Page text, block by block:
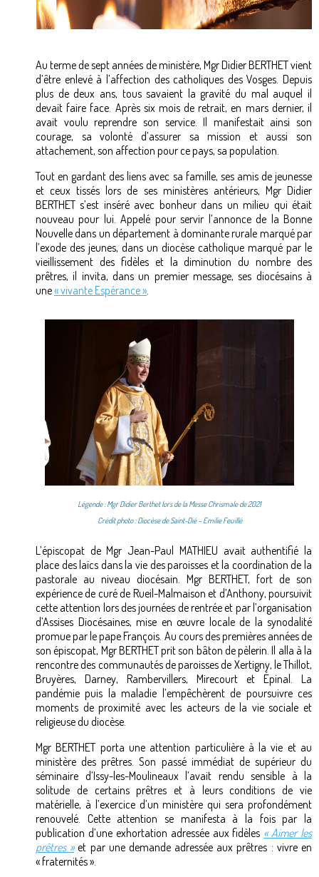
Au terme de sept années de ministère, Mgr Didier BERTHET vient
d’être enlevé à l’affection des catholiques des Vosges. Depuis
plus de deux ans, tous savaient la gravité du mal auquel il
devait faire face. Après six mois de retrait, en mars dernier, il
avait voulu reprendre son service. Il manifestait ainsi son
courage, sa volonté d’assurer sa mission et aussi son
attachement, son affection pour ce pays, sa population.
Tout en gardant des liens avec sa famille, ses amis de jeunesse
et ceux tissés lors de ses ministères antérieurs, Mgr Didier
BERTHET s’est inséré avec bonheur dans un milieu qui était
nouveau pour lui. Appelé pour servir l’annonce de la Bonne
Nouvelle dans un département à dominante rurale marqué par
l’exode des jeunes, dans un diocèse catholique marqué par le
vieillissement des fidèles et la diminution du nombre des
prêtres, il invita, dans un premier message, ses diocésains à
une« vivante Espérance ».
Légende : Mgr Didier Berthet lors de la Messe Chrismale de 2021
Crédit photo : Diocèse de Saint-Dié – Emilie Feuillé
L’épiscopat de Mgr Jean-Paul MATHIEU avait authentifié la
place des laïcs dans la vie des paroisses et la coordination de la
pastorale au niveau diocésain. Mgr BERTHET, fort de son
expérience de curé de Rueil-Malmaison et d’Anthony, poursuivit
cette attention lors des journées de rentrée et par l’organisation
d’Assises Diocésaines, mise en œuvre locale de la synodalité
promue par le pape François. Au cours des premières années de
son épiscopat, Mgr BERTHET prit son bâton de pèlerin. Il alla à la
rencontre des communautés de paroisses de Xertigny, le Thillot,
Bruyères, Darney, Rambervillers, Mirecourt et Épinal. La
pandémie puis la maladie l’empêchèrent de poursuivre ces
moments de proximité avec les acteurs de la vie sociale et
religieuse du diocèse.
Mgr BERTHET porta une attention particulière à la vie et au
ministère des prêtres. Son passé immédiat de supérieur du
séminaire d’Issy-les-Moulineaux l’avait rendu sensible à la
solitude de certains prêtres et à leurs conditions de vie
matérielle, à l’exercice d’un ministère qui sera profondément
renouvelé. Cette attention se manifesta à la fois par la
publication d’une exhortation adressée aux fidèles « Aimer les
prêtres »et par une demande adressée aux prêtres : vivre en
« fraternités ».